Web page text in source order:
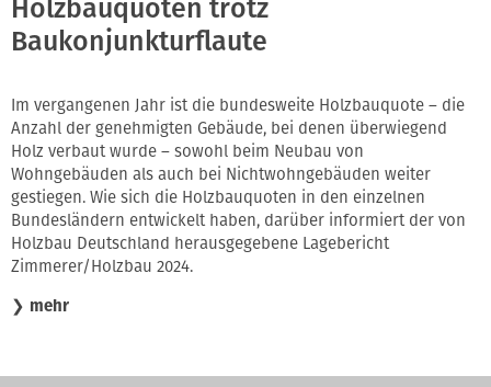
Holzbauquoten trotz
Baukonjunkturflaute
Im vergangenen Jahr ist die bundesweite Holzbauquote – die
Anzahl der genehmigten Gebäude, bei denen überwiegend
Holz verbaut wurde – sowohl beim Neubau von
Wohngebäuden als auch bei Nichtwohngebäuden weiter
gestiegen. Wie sich die Holzbauquoten in den einzelnen
Bundesländern entwickelt haben, darüber informiert der von
Holzbau Deutschland herausgegebene Lagebericht
Zimmerer/Holzbau 2024.
❯ mehr